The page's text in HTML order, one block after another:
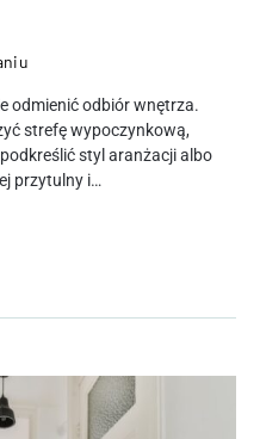
odmienić odbiór wnętrza.
strefę wypoczynkową,
styl aranżacji albo
przytulny i…